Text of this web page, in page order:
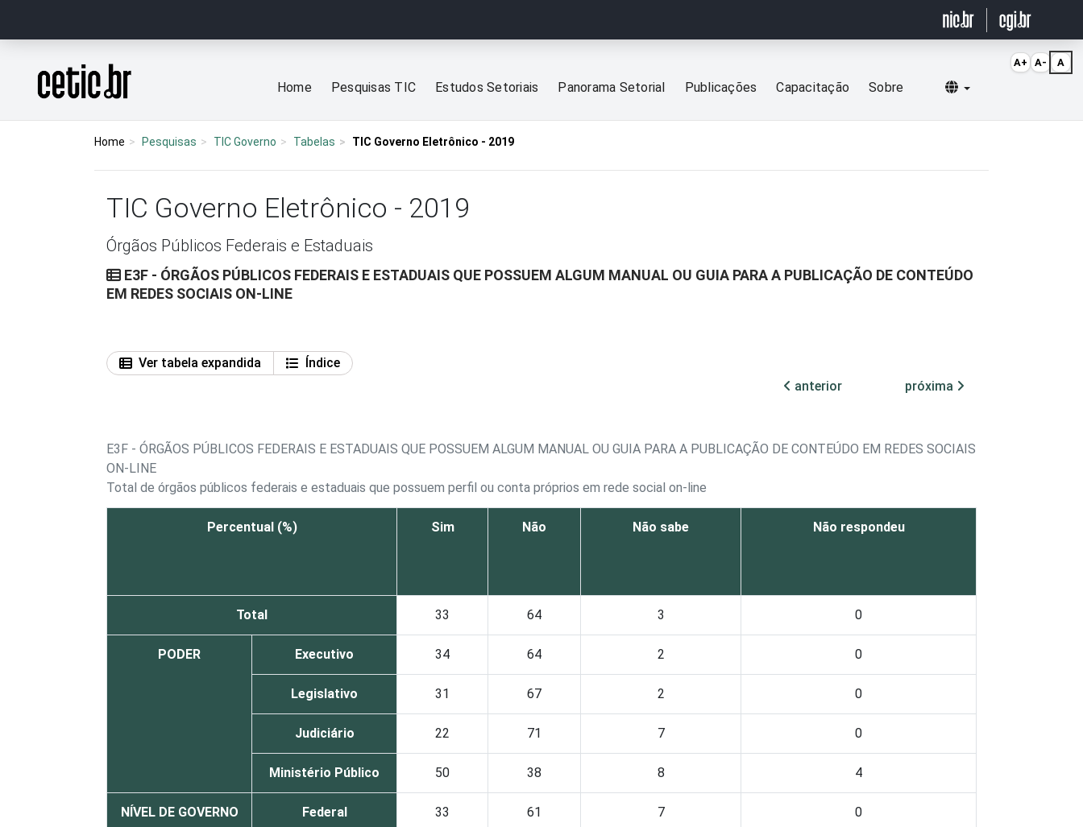
Página inicial
Home Pesquisas TIC Estudos Setoriais Panorama Setorial Publicações Capacitação Sobre Selecionar idioma
Home Pesquisas TIC Governo Tabelas TIC Governo Eletrônico - 2019
TIC Governo Eletrônico - 2019
Órgãos Públicos Federais e Estaduais
E3F - ÓRGÃOS PÚBLICOS FEDERAIS E ESTADUAIS QUE POSSUEM ALGUM MANUAL OU GUIA PARA A PUBLICAÇÃO DE CONTEÚDO
EM REDES SOCIAIS ON-LINE
Ver tabela expandida
Índice
anterior
próxima
E3F - ÓRGÃOS PÚBLICOS FEDERAIS E ESTADUAIS QUE POSSUEM ALGUM MANUAL OU GUIA PARA A PUBLICAÇÃO DE CONTEÚDO EM REDES SOCIAIS
ON-LINE
Total de órgãos públicos federais e estaduais que possuem perfil ou conta próprios em rede social on-line
Percentual (%) Sim Não Não sabe Não respondeu
Total 33 64 3 0
PODER Executivo 34 64 2 0
Legislativo 31 67 2 0
Judiciário 22 71 7 0
Ministério Público 50 38 8 4
NÍVEL DE GOVERNO Federal 33 61 7 0
A+ A- A